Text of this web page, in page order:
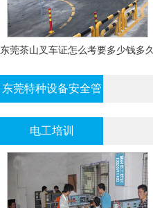
东莞茶山叉车证怎么考要多少钱多久
东莞特种设备安全管
理证考证
电工培训